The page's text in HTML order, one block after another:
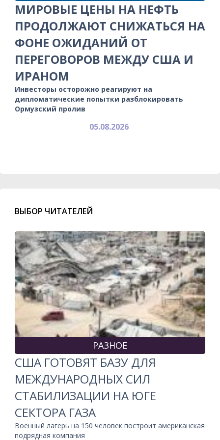
МИРОВЫЕ ЦЕНЫ НА НЕФТЬ
ПРОДОЛЖАЮТ СНИЖАТЬСЯ НА
ФОНЕ ОЖИДАНИЙ ОТ
ПЕРЕГОВОРОВ МЕЖДУ США И
ИРАНОМ
Инвесторы осторожно реагируют на
дипломатические попытки разблокировать
Ормузский пролив
05.08.2026
ВЫБОР ЧИТАТЕЛЕЙ
РАЗНОЕ
США ГОТОВЯТ БАЗУ ДЛЯ
МЕЖДУНАРОДНЫХ СИЛ
СТАБИЛИЗАЦИИ НА ЮГЕ
СЕКТОРА ГАЗА
Военный лагерь на 150 человек построит американская
подрядная компания